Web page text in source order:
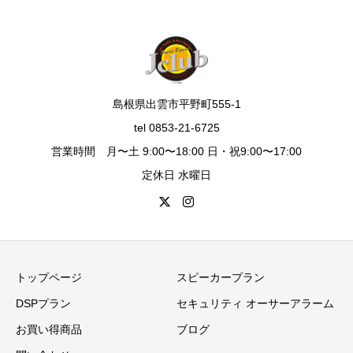
島根県出雲市平野町555-1
tel 0853-21-6725
営業時間 月〜土 9:00〜18:00 日・祝9:00〜17:00
定休日 水曜日
トップページ スピーカープラン
DSPプラン セキュリティ オーサーアラーム
お買い得商品 ブログ